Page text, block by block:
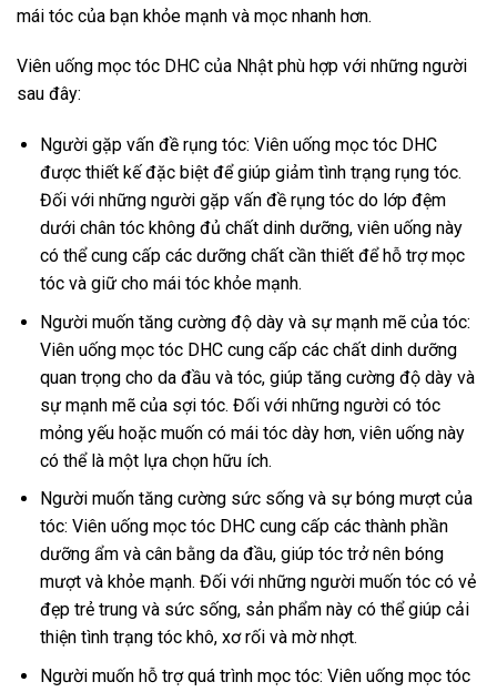
mái tóc của bạn khỏe mạnh và mọc nhanh hơn.
Viên uống mọc tóc DHC của Nhật phù hợp với những người
sau đây:
Người gặp vấn đề rụng tóc: Viên uống mọc tóc DHC
được thiết kế đặc biệt để giúp giảm tình trạng rụng tóc.
Đối với những người gặp vấn đề rụng tóc do lớp đệm
dưới chân tóc không đủ chất dinh dưỡng, viên uống này
có thể cung cấp các dưỡng chất cần thiết để hỗ trợ mọc
tóc và giữ cho mái tóc khỏe mạnh.
Người muốn tăng cường độ dày và sự mạnh mẽ của tóc:
Viên uống mọc tóc DHC cung cấp các chất dinh dưỡng
quan trọng cho da đầu và tóc, giúp tăng cường độ dày và
sự mạnh mẽ của sợi tóc. Đối với những người có tóc
mỏng yếu hoặc muốn có mái tóc dày hơn, viên uống này
có thể là một lựa chọn hữu ích.
Người muốn tăng cường sức sống và sự bóng mượt của
tóc: Viên uống mọc tóc DHC cung cấp các thành phần
dưỡng ẩm và cân bằng da đầu, giúp tóc trở nên bóng
mượt và khỏe mạnh. Đối với những người muốn tóc có vẻ
đẹp trẻ trung và sức sống, sản phẩm này có thể giúp cải
thiện tình trạng tóc khô, xơ rối và mờ nhợt.
Người muốn hỗ trợ quá trình mọc tóc: Viên uống mọc tóc